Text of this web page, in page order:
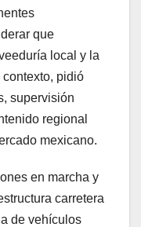
que
local y la
pidió
supervisión
regional
mexicano.
en marcha y
carretera
de vehículos